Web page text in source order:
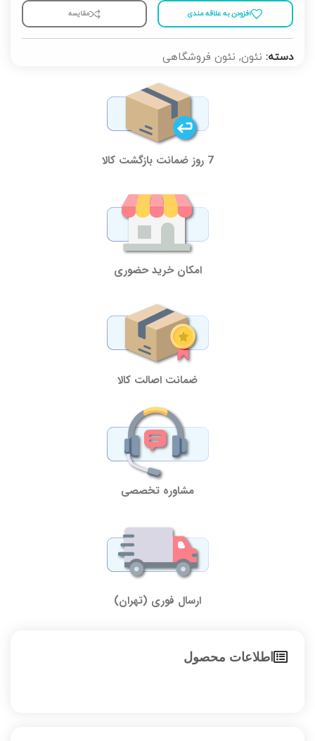
افزودن به علاقه مندی مقايسه
دسته: نئون, نئون فروشگاهی
7 روز ضمانت بازگشت کالا
امکان خرید حضوری
ضمانت اصالت کالا
مشاوره تخصصی
ارسال فوری (تهران)
اطلاعات محصول